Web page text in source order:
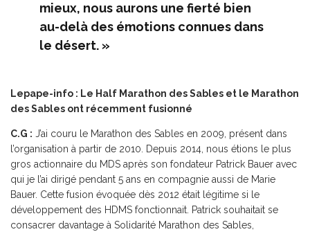
mieux, nous aurons une fierté bien
au-delà des émotions connues dans
le désert. »
Lepape-info : Le Half Marathon des Sables et le Marathon
des Sables ont récemment fusionné
C.G : J’ai couru le Marathon des Sables en 2009, présent dans
l’organisation à partir de 2010. Depuis 2014, nous étions le plus
gros actionnaire du MDS après son fondateur Patrick Bauer avec
qui je l’ai dirigé pendant 5 ans en compagnie aussi de Marie
Bauer. Cette fusion évoquée dès 2012 était légitime si le
développement des HDMS fonctionnait. Patrick souhaitait se
consacrer davantage à Solidarité Marathon des Sables,